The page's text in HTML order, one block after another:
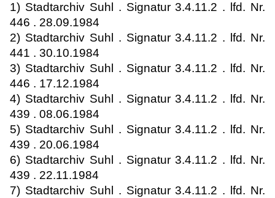
1) Stadtarchiv Suhl . Signatur 3.4.11.2 . lfd. Nr.
446 . 28.09.1984
2) Stadtarchiv Suhl . Signatur 3.4.11.2 . lfd. Nr.
441 . 30.10.1984
3) Stadtarchiv Suhl . Signatur 3.4.11.2 . lfd. Nr.
446 . 17.12.1984
4) Stadtarchiv Suhl . Signatur 3.4.11.2 . lfd. Nr.
439 . 08.06.1984
5) Stadtarchiv Suhl . Signatur 3.4.11.2 . lfd. Nr.
439 . 20.06.1984
6) Stadtarchiv Suhl . Signatur 3.4.11.2 . lfd. Nr.
439 . 22.11.1984
7) Stadtarchiv Suhl . Signatur 3.4.11.2 . lfd. Nr.